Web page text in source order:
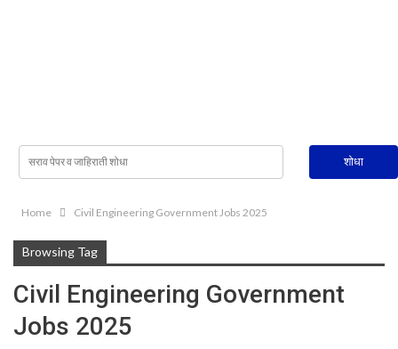
Home Civil Engineering Government Jobs 2025
Browsing Tag
Civil Engineering Government
Jobs 2025